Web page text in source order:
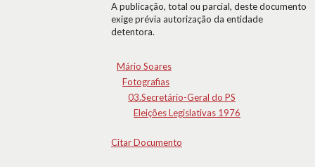
A publicação, total ou parcial, deste documento
exige prévia autorização da entidade
detentora.
Mário Soares
Fotografias
03.Secretário-Geral do PS
Eleições Legislativas 1976
Citar Documento